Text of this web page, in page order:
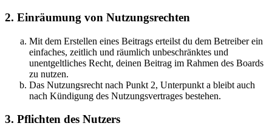
2. Einräumung von Nutzungsrechten
Mit dem Erstellen eines Beitrags erteilst du dem Betreiber ein
einfaches, zeitlich und räumlich unbeschränktes und
unentgeltliches Recht, deinen Beitrag im Rahmen des Boards
zu nutzen.
Das Nutzungsrecht nach Punkt 2, Unterpunkt a bleibt auch
nach Kündigung des Nutzungsvertrages bestehen.
3. Pflichten des Nutzers